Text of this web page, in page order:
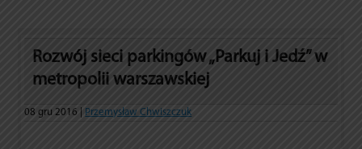
Rozwój sieci parkingów „Parkuj i Jedź” w
metropolii warszawskiej
08 gru 2016 | Przemysław Chwiszczuk